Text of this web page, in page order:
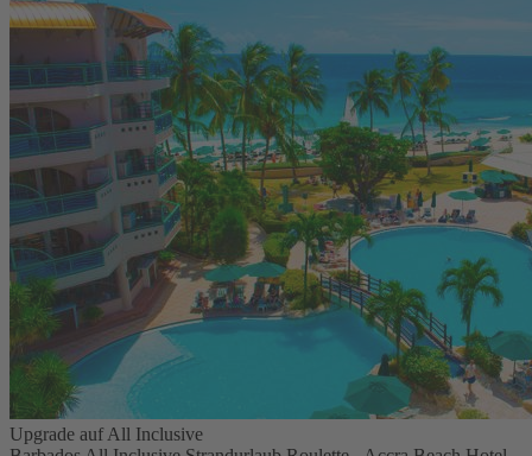
Upgrade auf All Inclusive